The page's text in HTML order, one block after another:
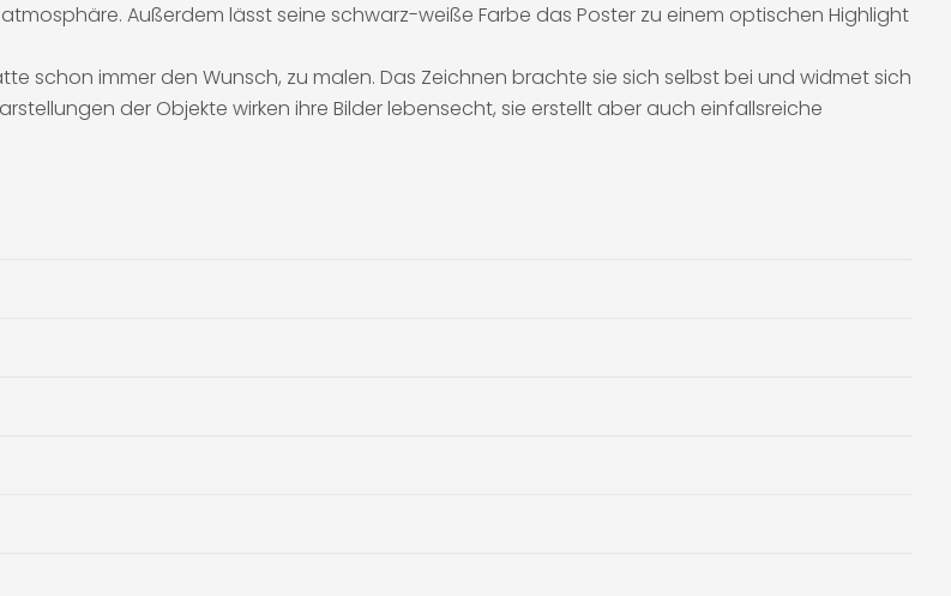
Außerdem lässt seine schwarz-weiße Farbe das Poster zu einem optischen Highlight
schon immer den Wunsch, zu malen. Das Zeichnen brachte sie sich selbst bei und widmet sich
der Objekte wirken ihre Bilder lebensecht, sie erstellt aber auch einfallsreiche